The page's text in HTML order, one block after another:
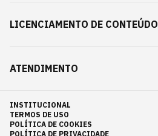
LICENCIAMENTO DE CONTEÚDO
ATENDIMENTO
INSTITUCIONAL
TERMOS DE USO
POLÍTICA DE COOKIES
POLÍTICA DE PRIVACIDADE